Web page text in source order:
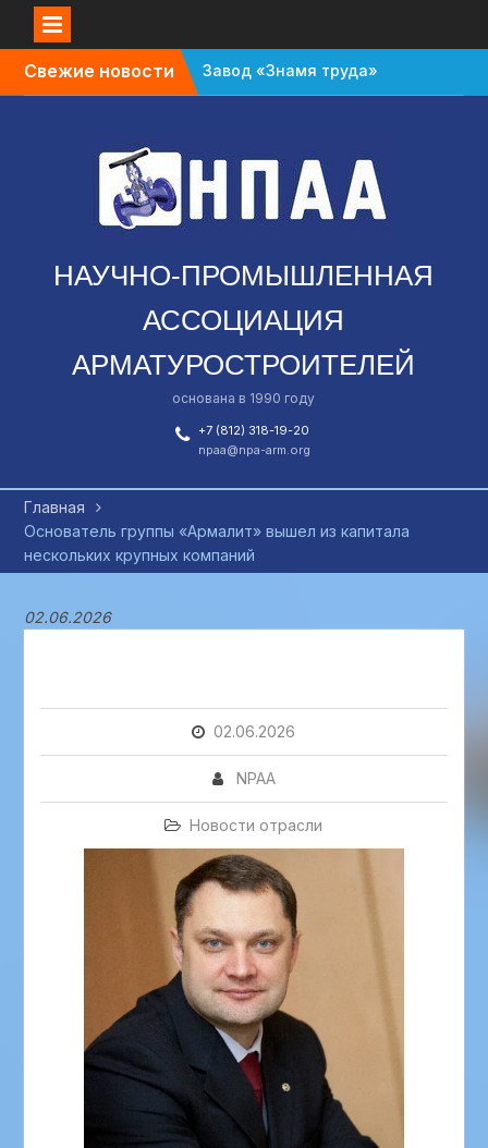
Свежие новости
Завод «Знамя труда»
планируют признать
Санкт-Петербурге
перенесли с октября
на апрель
зафиксировали спад в
промышленности
НАУЧНО-ПРОМЫШЛЕННАЯ
АССОЦИАЦИЯ
АРМАТУРОСТРОИТЕЛЕЙ
основана в 1990 году
+7 (812) 318-19-20
npaa@npa-arm.org
Главная
Основатель группы «Армалит» вышел из капитала
нескольких крупных компаний
02.06.2026
02.06.2026
NPAA
Новости отрасли